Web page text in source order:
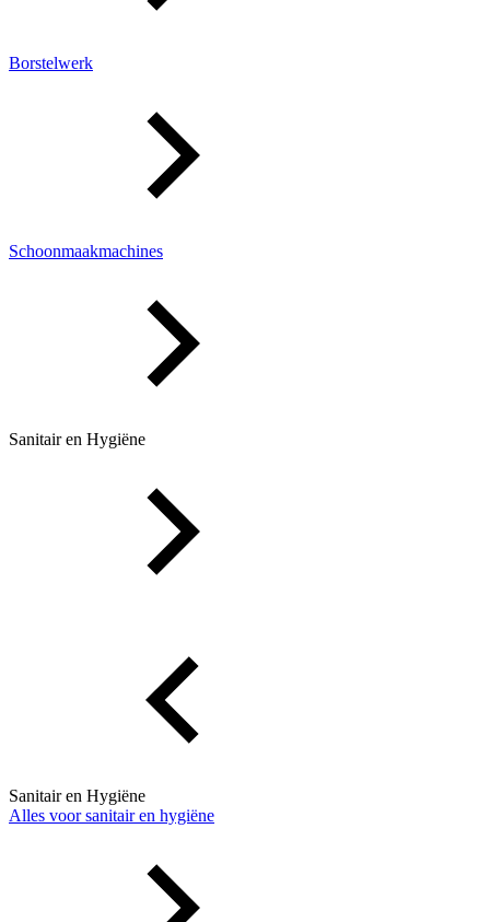
Borstelwerk
Schoonmaakmachines
Sanitair en Hygiëne
Sanitair en Hygiëne
Alles voor sanitair en hygiëne